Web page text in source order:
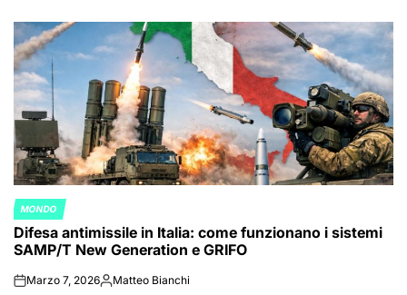
POSTED
IN
MONDO
Difesa antimissile in Italia: come funzionano i sistemi
SAMP/T New Generation e GRIFO
onMarzo 7, 2026Posted
Matteo Bianchi